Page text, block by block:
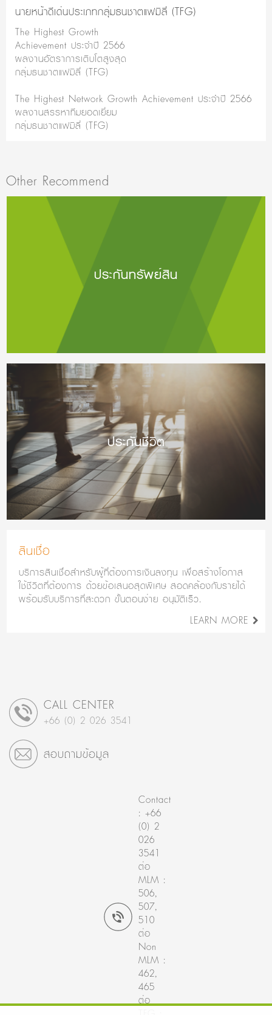
นายหน้าดีเด่นประเภทกลุ่มธนชาตแฟมิลี่ (TFG)
The Highest Growth
Achievement ประจำปี 2566
ผลงานอัตราการเติบโตสูงสุด
กลุ่มธนชาตแฟมิลี่ (TFG)
The Highest Network Growth Achievement ประจำปี 2566
ผลงานสรรหาทีมยอดเยี่ยม
กลุ่มธนชาตแฟมิลี่ (TFG)
Other Recommend
ประกันทรัพย์สิน
ประกันชีวิต
สินเชื่อ
บริการสินเชื่อสำหรับผู้ที่ต้องการเงินลงทุน เพื่อสร้างโอกาส
ใช้ชีวิตที่ต้องการ ด้วยข้อเสนอสุดพิเศษ สอดคล้องกับรายได้
พร้อมรับบริการที่สะดวก ขั้นตอนง่าย อนุมัติเร็ว.
LEARN MORE
CALL CENTER
+66 (0) 2 026 3541
สอบถามข้อมูล
Contact
: +66
(0) 2
026
3541
ต่อ
MLM :
506,
507,
510
ต่อ
Non
MLM :
462,
465
ต่อ